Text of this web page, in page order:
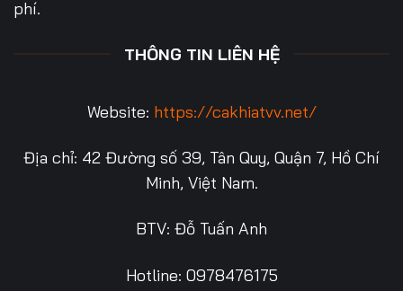
phí.
THÔNG TIN LIÊN HỆ
Website: https://cakhiatvv.net/
Địa chỉ: 42 Đường số 39, Tân Quy, Quận 7, Hồ Chí
Minh, Việt Nam.
BTV: Đỗ Tuấn Anh
Hotline: 0978476175